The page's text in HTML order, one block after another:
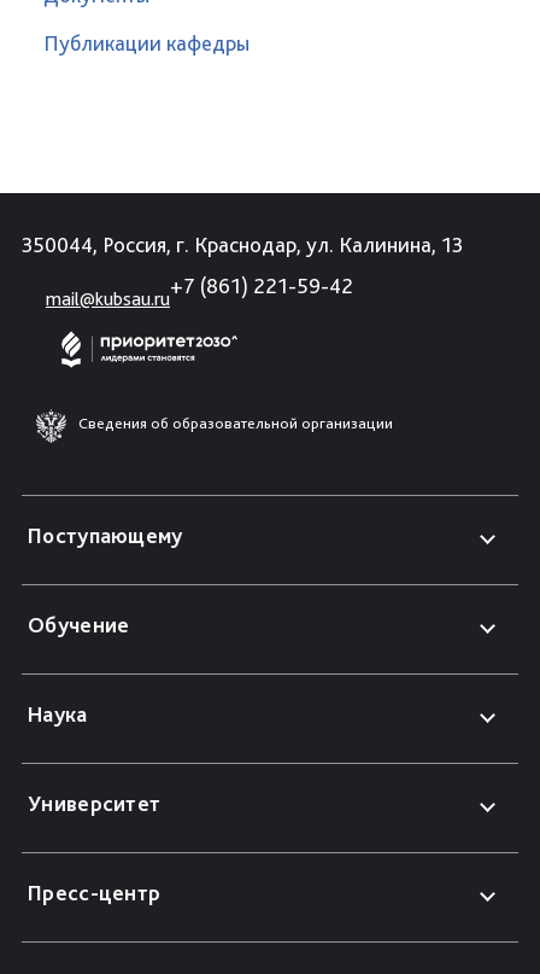
Публикации кафедры
350044, Россия, г. Краснодар, ул. Калинина, 13
mail@kubsau.ru
+7 (861) 221-59-42
Сведения об образовательной организации
Поступающему
Обучение
Наука
Университет
Пресс-центр